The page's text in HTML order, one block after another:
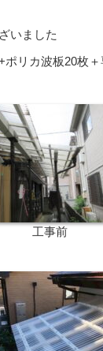
いました
ポリカ波板20枚
工事前